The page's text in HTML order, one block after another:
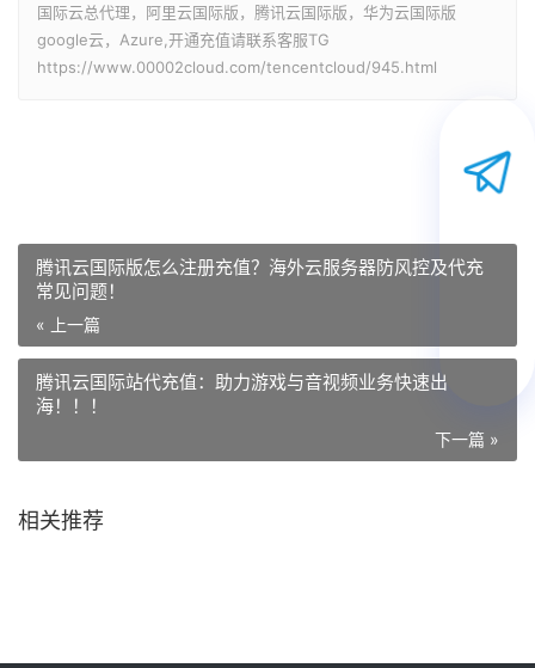
国际云总代理，阿里云国际版，腾讯云国际版，华为云国际版
google云，Azure,开通充值请联系客服TG
https://www.00002cloud.com/tencentcloud/945.html
腾讯云国际版怎么注册充值？海外云服务器防风控及代充
常见问题！
« 上一篇
腾讯云国际站代充值：助力游戏与音视频业务快速出
海！！！
下一篇 »
相关推荐